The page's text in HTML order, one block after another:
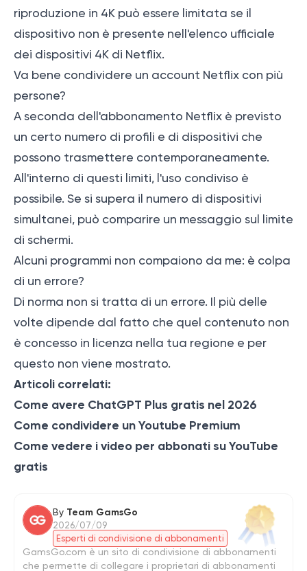
riproduzione in 4K può essere limitata se il
dispositivo non è presente nell'elenco ufficiale
dei dispositivi 4K di Netflix.
Va bene condividere un account Netflix con più
persone?
A seconda dell'abbonamento Netflix è previsto
un certo numero di profili e di dispositivi che
possono trasmettere contemporaneamente.
All'interno di questi limiti, l'uso condiviso è
possibile. Se si supera il numero di dispositivi
simultanei, può comparire un messaggio sul limite
di schermi.
Alcuni programmi non compaiono da me: è colpa
di un errore?
Di norma non si tratta di un errore. Il più delle
volte dipende dal fatto che quel contenuto non
è concesso in licenza nella tua regione e per
questo non viene mostrato.
Articoli correlati:
Come avere ChatGPT Plus gratis nel 2026
Come condividere un Youtube Premium
Come vedere i video per abbonati su YouTube
gratis
By Team GamsGo
2026/07/09
Esperti di condivisione di abbonamenti
GamsGo.com è un sito di condivisione di abbonamenti
che permette di collegare i proprietari di abbonamenti